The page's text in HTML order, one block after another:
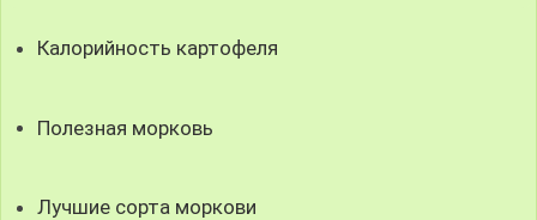
Калорийность картофеля
Полезная морковь
Лучшие сорта моркови